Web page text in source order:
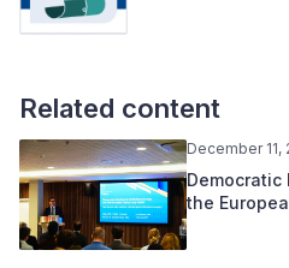
Related content
December 11,
Democratic
the